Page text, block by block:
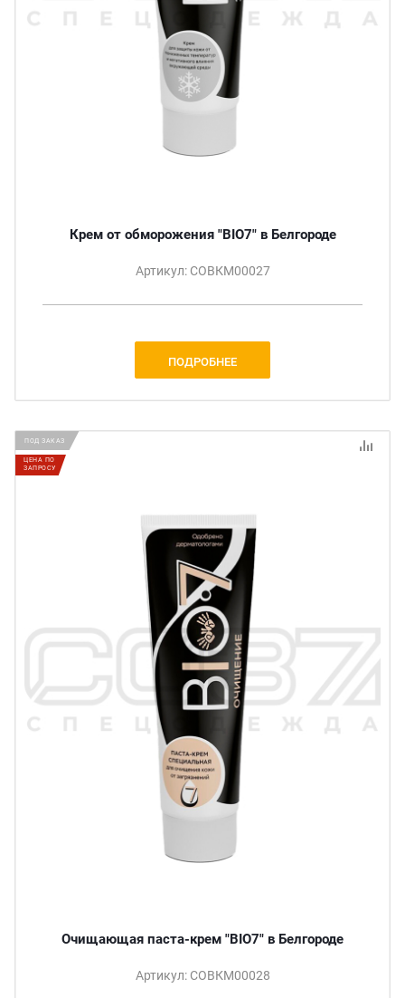
Крем от обморожения "BIO7" в Белгороде
Артикул: СОВКМ00027
ПОДРОБНЕЕ
ПОД ЗАКАЗ
ЦЕНА ПО
ЗАПРОСУ
Очищающая паста-крем "BIO7" в Белгороде
Артикул: СОВКМ00028